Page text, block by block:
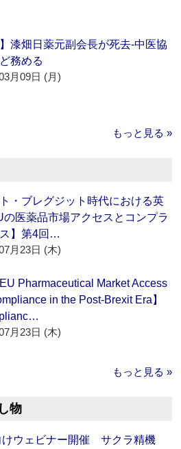
】漆畑日薬元副会長が死去‐中医協
務める
月09日 (月)
もっと見る »
ト・ブレグジット時代における英
の医薬品市場アクセスとコンプラ
】第4回…
月23日 (木)
Pharmaceutical Market Access
in the Post-Brexit Era】
月23日 (木)
もっと見る »
物
けウェビナー開催 サクラ精機